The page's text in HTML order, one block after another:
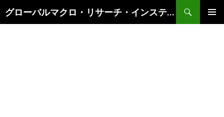
グローバルマクロ・リサーチ・インスティテュート
索